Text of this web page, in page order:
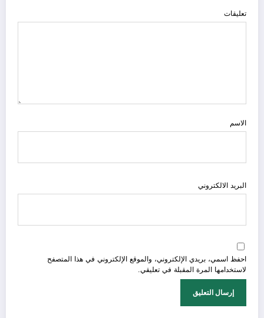
تعليقات
الاسم
البريد الالكتروني
احفظ اسمي، بريدي الإلكتروني، والموقع الإلكتروني في هذا المتصفح
لاستخدامها المرة المقبلة في تعليقي.